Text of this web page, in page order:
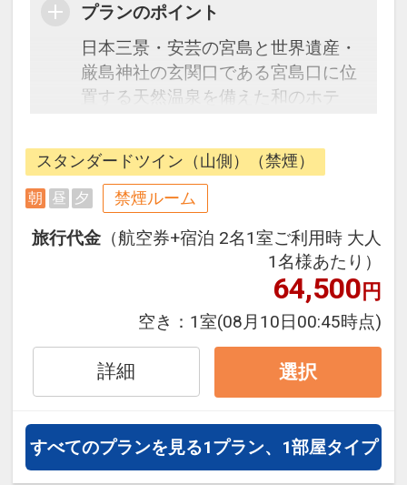
プランのポイント
日本三景・安芸の宮島と世界遺産・
厳島神社の玄関口である宮島口に位
置する天然温泉を備えた和のホテ
ンクコーナーからの景色はもちろ
ん、最上階の展望ラウンジからは素
晴らしい景観をお楽しみいただけま
す。
「宮島」を対岸に望める眺望のレス
トラン。地産地消をコンセプトに和
食膳と共に揚げたての天麩羅なども
お召し上がりいただけます。お客様
七輪で焼いていただく炙り物もご用
聞きながら、お好きな焼き加減が調
整可能です。当ホテル自慢のあたた
スタンダードツイン（山側）（禁煙）
朝 昼 夕 禁煙ルーム
旅行代金 （航空券+宿泊 2名1室ご利用時 大人
1名様あたり）
64,500円
空き： 1室(08月10日00:45時点)
詳細 選択
すべてのプランを見る1プラン、1部屋タイプ